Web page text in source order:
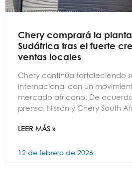
Chery comprará la
Sudáfrica tras el fuerte
ventas locales
Chery continúa fortaleciendo
internacional con un
mercado africano. De
prensa, Nissan y Chery South
LEER MÁS »
12 de febrero de 2026